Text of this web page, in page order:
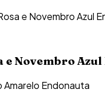
e Novembro